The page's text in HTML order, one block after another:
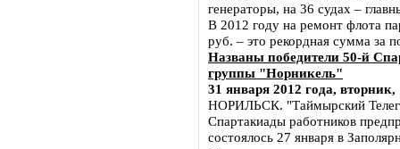
генераторы, на 36 судах –
В 2012 году на ремонт флота
руб. – это рекордная сумма за
Названы победители 50-й
группы "Норникель"
31 января 2012 года, вторник,
НОРИЛЬСК. "Таймырский
Спартакиады работников
состоялось 27 января в